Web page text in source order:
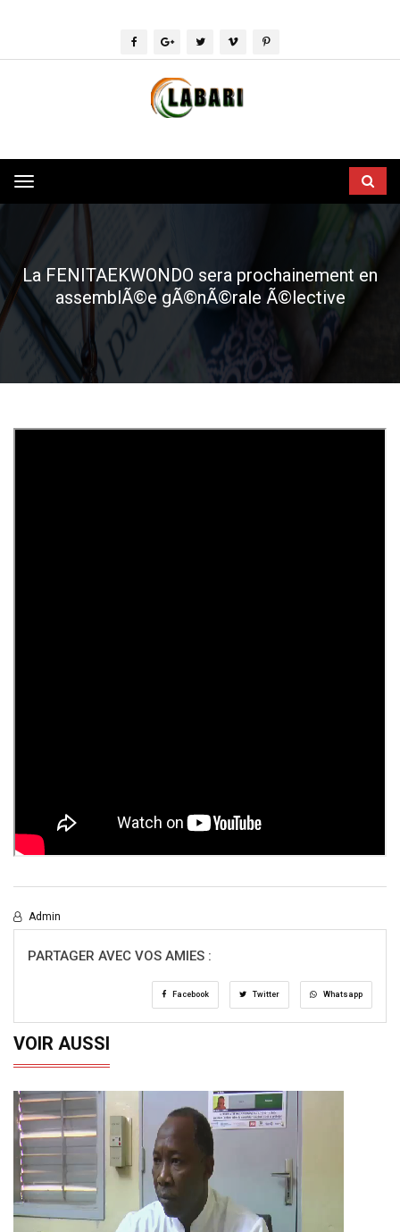
Toggle
navigation
La FENITAEKWONDO sera prochainement en
assemblÃ©e gÃ©nÃ©rale Ã©lective
Admin
PARTAGER AVEC VOS AMIES :
Facebook Twitter Whatsapp
VOIR AUSSI